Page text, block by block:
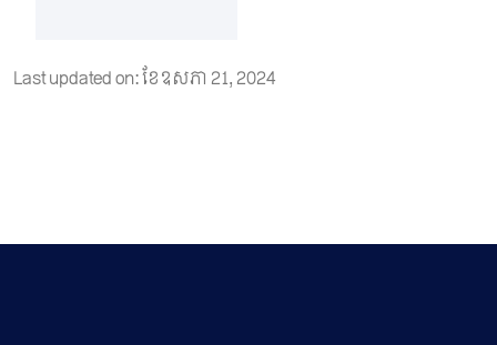
Last updated on: ខែ​ឧសភា 21, 2024